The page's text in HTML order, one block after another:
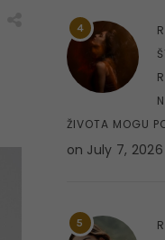
4
ŽIVOTA MOGU
on July 7, 2026
5